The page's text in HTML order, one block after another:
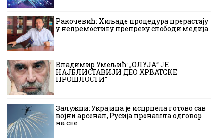
Ракочевић: Хиљаде процедура прерастају
у непремостиву препреку слободи медија
Владимир Умељић: „ОЛУЈА“ ЈЕ
НАЈБЛИСТАВИЈИ ДЕО ХРВАТСКЕ
ПРОШЛОСТИ“
Залужни: Украјина је исцрпела готово сав
војни арсенал, Русија пронашла одговор
на све